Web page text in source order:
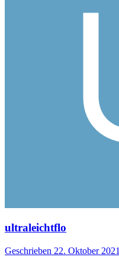
ultraleichtflo
Geschrieben 22. Oktober 2021